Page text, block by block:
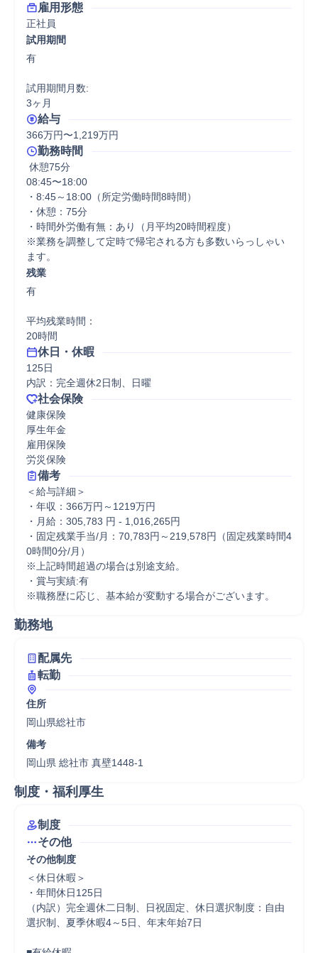
雇用形態
正社員
試用期間
有
試用期間月数:
3ヶ月
給与
366万円〜1,219万円
勤務時間
休憩75分
08:45〜18:00
・8:45～18:00（所定労働時間8時間）
・休憩：75分
・時間外労働有無：あり（月平均20時間程度）
※業務を調整して定時で帰宅される方も多数いらっしゃい
ます。
残業
有
平均残業時間：
20時間
休日・休暇
125日
内訳：完全週休2日制、日曜
社会保険
健康保険
厚生年金
雇用保険
労災保険
備考
＜給与詳細＞
・年収：366万円～1219万円
・月給：305,783 円 - 1,016,265円
・固定残業手当/月：70,783円～219,578円（固定残業時間4
0時間0分/月）
※上記時間超過の場合は別途支給。
・賞与実績:有
※職務歴に応じ、基本給が変動する場合がございます。
勤務地
配属先
転勤
住所
岡山県総社市
備考
岡山県 総社市 真壁1448-1
制度・福利厚生
制度
その他
その他制度
＜休日休暇＞
・年間休日125日
（内訳）完全週休二日制、日祝固定、休日選択制度：自由
選択制、夏季休暇4～5日、年末年始7日